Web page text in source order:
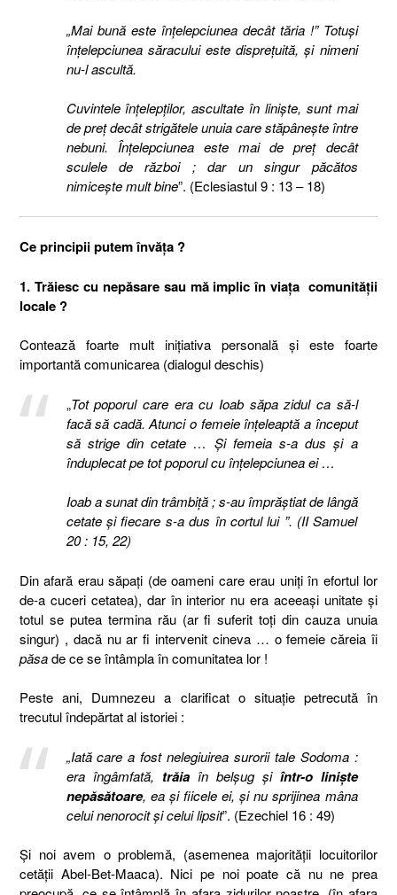
„Mai bună este înţelepciunea decât tăria !” Totuşi
înţelepciunea săracului este dispreţuită, şi nimeni
nu-l ascultă.
Cuvintele înţelepţilor, ascultate în linişte, sunt mai
de preţ decât strigătele unuia care stăpâneşte între
nebuni. Înţelepciunea este mai de preţ decât
sculele de război ; dar un singur păcătos
nimiceşte mult bine”. (Eclesiastul 9 : 13 – 18)
Ce principii putem învăţa ?
1. Trăiesc cu nepăsare sau mă implic în viaţa comunităţii
locale ?
Contează foarte mult iniţiativa personală şi este foarte
importantă comunicarea (dialogul deschis)
„Tot poporul care era cu Ioab săpa zidul ca să-l
facă să cadă. Atunci o femeie înţeleaptă a început
să strige din cetate … Şi femeia s-a dus şi a
înduplecat pe tot poporul cu înţelepciunea ei …
Ioab a sunat din trâmbiţă ; s-au împrăştiat de lângă
cetate şi fiecare s-a dus în cortul lui ”. (II Samuel
20 : 15, 22)
Din afară erau săpaţi (de oameni care erau uniţi în efortul lor
de-a cuceri cetatea), dar în interior nu era aceeaşi unitate şi
totul se putea termina rău (ar fi suferit toţi din cauza unuia
singur) , dacă nu ar fi intervenit cineva … o femeie căreia îi
păsade ce se întâmpla în comunitatea lor !
Peste ani, Dumnezeu a clarificat o situaţie petrecută în
trecutul îndepărtat al istoriei :
„Iată care a fost nelegiuirea surorii tale Sodoma :
era îngâmfată, trăiaîn belşug şi într-o linişte
nepăsătoare, ea şi fiicele ei, şi nu sprijinea mâna
celui nenorocit şi celui lipsit”. (Ezechiel 16 : 49)
Şi noi avem o problemă, (asemenea majorităţii locuitorilor
cetăţii Abel-Bet-Maaca). Nici pe noi poate că nu ne prea